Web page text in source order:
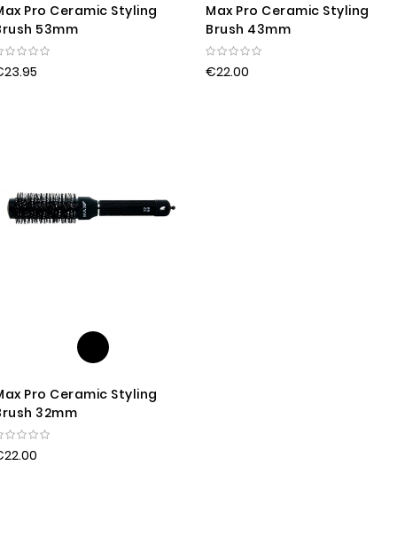
Pro Ceramic Styling
53mm
Max Pro Ceramic Styling
Brush 43mm
€22.00
Pro Ceramic Styling
32mm